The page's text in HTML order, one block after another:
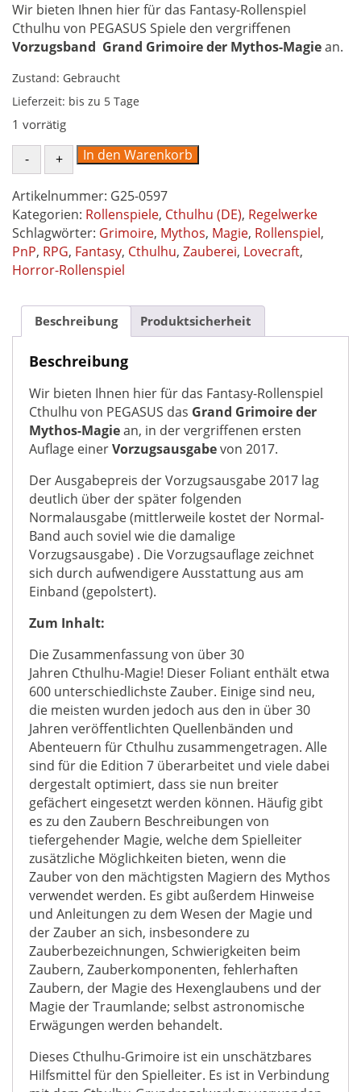
Wir bieten Ihnen hier für das Fantasy-Rollenspiel
Cthulhu von PEGASUS Spiele den vergriffenen
Vorzugsband Grand Grimoire der Mythos-Magiean.
Zustand: Gebraucht
Lieferzeit: bis zu 5 Tage
1 vorrätig
Grimoire
der
Mythos-
Magie
-
Erstausgabe
Vorzugsausgabe
Regelwerk
Cthulhu
neueste
OVP
Menge
In den Warenkorb
Artikelnummer: G25-0597
Kategorien: Rollenspiele, Cthulhu (DE), Regelwerke
Schlagwörter: Grimoire, Mythos, Magie, Rollenspiel,
PnP, RPG, Fantasy, Cthulhu, Zauberei, Lovecraft,
Horror-Rollenspiel
Beschreibung Produktsicherheit
Beschreibung
Wir bieten Ihnen hier für das Fantasy-Rollenspiel
Cthulhu von PEGASUS das Grand Grimoire der
Mythos-Magiean, in der vergriffenen ersten
Auflage einerVorzugsausgabevon 2017.
Der Ausgabepreis der Vorzugsausgabe 2017 lag
deutlich über der später folgenden
Normalausgabe (mittlerweile kostet der Normal-
Band auch soviel wie die damalige
Vorzugsausgabe) . Die Vorzugsauflage zeichnet
sich durch aufwendigere Ausstattung aus am
Einband (gepolstert).
Zum Inhalt:
Die Zusammenfassung von über 30
Jahren Cthulhu-Magie! Dieser Foliant enthält etwa
600 unterschiedlichste Zauber. Einige sind neu,
die meisten wurden jedoch aus den in über 30
Jahren veröffentlichten Quellenbänden und
Abenteuern für Cthulhu zusammengetragen. Alle
sind für die Edition 7 überarbeitet und viele dabei
dergestalt optimiert, dass sie nun breiter
gefächert eingesetzt werden können. Häufig gibt
es zu den Zaubern Beschreibungen von
tiefergehender Magie, welche dem Spielleiter
zusätzliche Möglichkeiten bieten, wenn die
Zauber von den mächtigsten Magiern des Mythos
verwendet werden. Es gibt außerdem Hinweise
und Anleitungen zu dem Wesen der Magie und
der Zauber an sich, insbesondere zu
Zauberbezeichnungen, Schwierigkeiten beim
Zaubern, Zauberkomponenten, fehlerhaften
Zaubern, der Magie des Hexenglaubens und der
Magie der Traumlande; selbst astronomische
Erwägungen werden behandelt.
Dieses Cthulhu-Grimoire ist ein unschätzbares
Hilfsmittel für den Spielleiter. Es ist in Verbindung